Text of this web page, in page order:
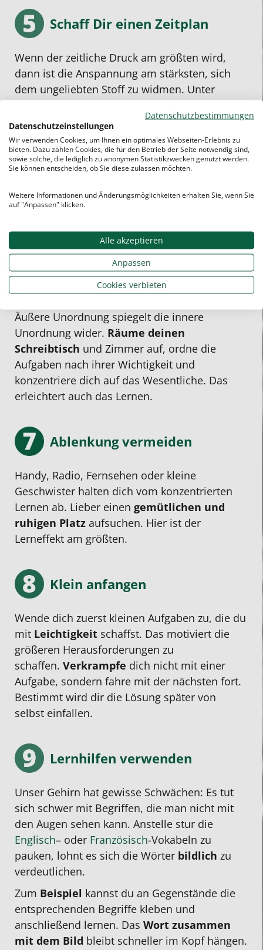
Schaff Dir einen Zeitplan
Wenn der zeitliche Druck am größten wird,
dann ist die Anspannung am stärksten, sich
dem ungeliebten Stoff zu widmen. Unter
und nervenaufreibend
Deshalb den Lernstoff über einen längeren
Zeitraum „zerstückeln“.Zeitpunktefür Freizeit
und Pausen bestimmen.Tagezum
Wiederholen einplanen. Auf diese Weise kann
sich der Stoff am besten verfestigen. Dann
Halte Ordnung
Äußere Unordnung spiegelt die innere
Unordnung wider. Räume deinen
Schreibtisch und Zimmer auf, ordne die
Aufgaben nach ihrer Wichtigkeit und
konzentriere dich auf das Wesentliche. Das
erleichtert auch das Lernen.
Ablenkung vermeiden
Handy, Radio, Fernsehen oder kleine
Geschwister halten dich vom konzentrierten
Lernen ab. Lieber einen gemütlichen und
ruhigen Platz aufsuchen. Hier ist der
Lerneffekt am größten.
Klein anfangen
Wende dich zuerst kleinen Aufgaben zu, die du
mit Leichtigkeit schaffst. Das motiviert die
größeren Herausforderungen zu
schaffen. Verkrampfe dich nicht mit einer
Aufgabe, sondern fahre mit der nächsten fort.
Bestimmt wird dir die Lösung später von
selbst einfallen.
Lernhilfen verwenden
Unser Gehirn hat gewisse Schwächen: Es tut
sich schwer mit Begriffen, die man nicht mit
den Augen sehen kann. Anstelle stur die
Englisch– oder Französisch-Vokabeln zu
pauken, lohnt es sich die Wörter bildlich zu
verdeutlichen.
Zum Beispiel kannst du an Gegenstände die
entsprechenden Begriffe kleben und
anschließend lernen. Das Wort zusammen
mit dem Bild bleibt schneller im Kopf hängen.
Datenschutzbestimmungen
Datenschutzeinstellungen
Wir verwenden Cookies, um Ihnen ein optimales Webseiten-Erlebnis zu
bieten. Dazu zählen Cookies, die für den Betrieb der Seite notwendig sind,
sowie solche, die lediglich zu anonymen Statistikzwecken genutzt werden.
Sie können entscheiden, ob Sie diese zulassen möchten.
Weitere Informationen und Änderungsmöglichkeiten erhalten Sie, wenn Sie
auf "Anpassen" klicken.
Alle akzeptieren
Anpassen
Cookies verbieten